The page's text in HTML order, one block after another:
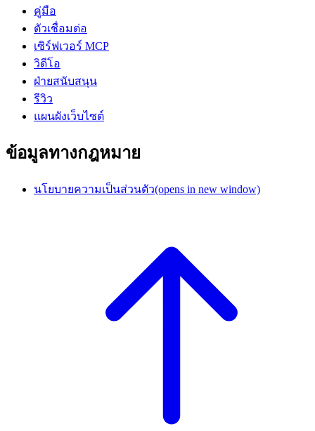
คู่มือ
ตัวเชื่อมต่อ
เซิร์ฟเวอร์ MCP
วิดีโอ
ฝ่ายสนับสนุน
รีวิว
แผนผังเว็บไซต์
ข้อมูลทางกฎหมาย
นโยบายความเป็นส่วนตัว(opens in new window)